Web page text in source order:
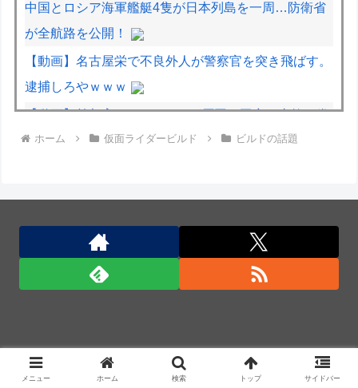
中国とロシア海軍艦艇4隻が日本列島を一周…防衛省
が全航路を公開！
【動画】名古屋栄で不良外人が警察官を突き飛ばす。
逮捕しろやｗｗｗ
【動画】首都高で4tトラックが原因の玉突き事故に巻
き込まれた軽バンの車載。
落してしまう。
中国とロシア海軍艦艇4隻が日本列島を一周…防衛省
コンセプトで衝撃を与える！
Anduril社が自律型ティルトローター攻撃ドローンの
ホーム 仮面ライダービルド ビルドの話題
メニュー ホーム 検索 トップ サイドバー